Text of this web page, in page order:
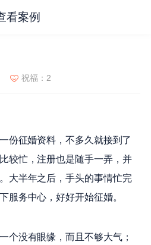
看案例
祝福：2
份征婚资料，不多久就接到了
较忙，注册也是随手一弄，并
大半年之后，手头的事情忙完
服务中心，好好开始征婚。
个没有眼缘，而且不够大气；